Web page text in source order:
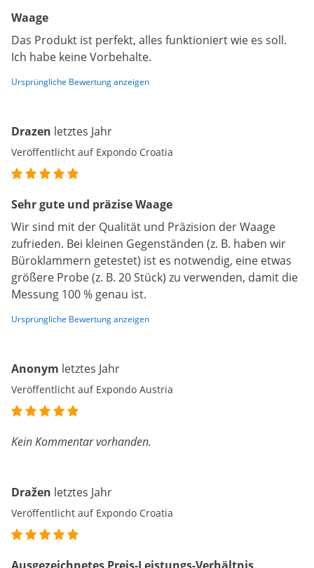
Waage
Das Produkt ist perfekt, alles funktioniert wie es soll.
Ich habe keine Vorbehalte.
Ursprüngliche Bewertung anzeigen
Drazen letztes Jahr
Veröffentlicht auf Expondo Croatia
Sehr gute und präzise Waage
Wir sind mit der Qualität und Präzision der Waage
zufrieden. Bei kleinen Gegenständen (z. B. haben wir
Büroklammern getestet) ist es notwendig, eine etwas
größere Probe (z. B. 20 Stück) zu verwenden, damit die
Messung 100 % genau ist.
Ursprüngliche Bewertung anzeigen
Anonym letztes Jahr
Veröffentlicht auf Expondo Austria
Kein Kommentar vorhanden.
Dražen letztes Jahr
Veröffentlicht auf Expondo Croatia